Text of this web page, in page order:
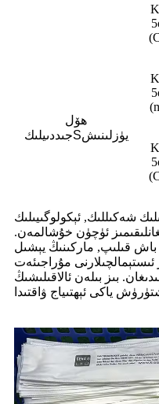
ھۆل
جىددىيلىكSيۈزلىنىش
شەكىللىك, ئېكولوگىيىلىك
ئۈچۈن خۇشالمەن.
قىلىپ, ماركىنىڭ يېشىل
ئىستېمالچىلارنى مۇراجىئەت
بىز بىلەن ئالاقىلىشىڭ